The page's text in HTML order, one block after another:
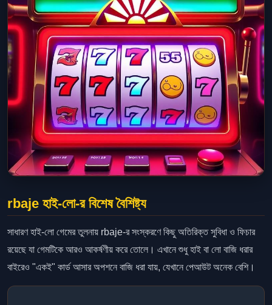
rbaje হাই-লো-র বিশেষ বৈশিষ্ট্য
সাধারণ হাই-লো গেমের তুলনায় rbaje-র সংস্করণে কিছু অতিরিক্ত সুবিধা ও ফিচার
রয়েছে যা গেমটিকে আরও আকর্ষণীয় করে তোলে। এখানে শুধু হাই বা লো বাজি ধরার
বাইরেও "একই" কার্ড আসার অপশনে বাজি ধরা যায়, যেখানে পেআউট অনেক বেশি।